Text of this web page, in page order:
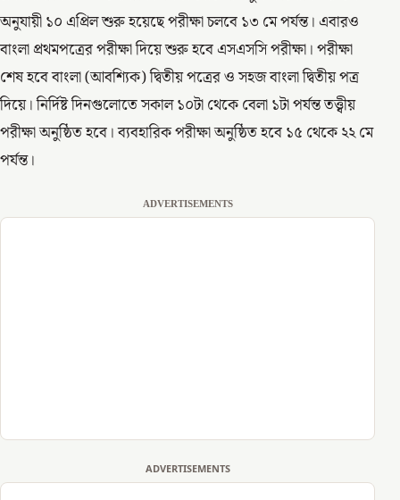
অনুযায়ী ১০ এপ্রিল শুরু হয়েছে পরীক্ষা চলবে ১৩ মে পর্যন্ত। এবারও
বাংলা প্রথমপত্রের পরীক্ষা দিয়ে শুরু হবে এসএসসি পরীক্ষা। পরীক্ষা
শেষ হবে বাংলা (আবশ্যিক) দ্বিতীয় পত্রের ও সহজ বাংলা দ্বিতীয় পত্র
দিয়ে। নির্দিষ্ট দিনগুলোতে সকাল ১০টা থেকে বেলা ১টা পর্যন্ত তত্ত্বীয়
পরীক্ষা অনুষ্ঠিত হবে। ব্যবহারিক পরীক্ষা অনুষ্ঠিত হবে ১৫ থেকে ২২ মে
পর্যন্ত।
ADVERTISEMENTS
ADVERTISEMENTS